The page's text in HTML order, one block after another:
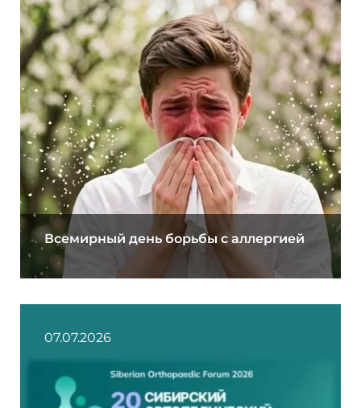
Всемирный день борьбы с аллергией
07.07.2026